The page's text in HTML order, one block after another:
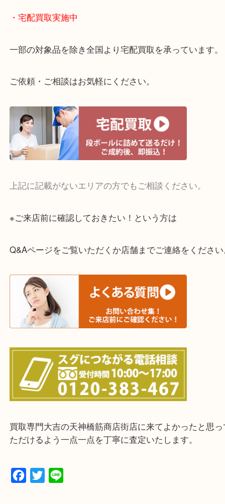
物を整理するケースは年々増えてきています。
当店ではそういったお困りの方からのご依頼も大
整理したいけどお値段つくものがわからない…
・宅配買取実施中
一部の対象品を除き全国より宅配買取を承っていま
ご依頼・ご相談はお気軽にください。
上記に記載がないエリアの方でもご相談ください。
※ご来店前に確認しておきたい！という方は
Q&Aページをご覧いただくか店舗までご連絡をくだ